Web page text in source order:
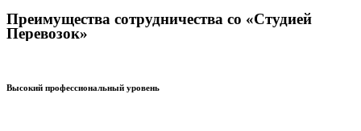
Преимущества сотрудничества со «Студией
Перевозок»
Высокий профессиональный уровень​